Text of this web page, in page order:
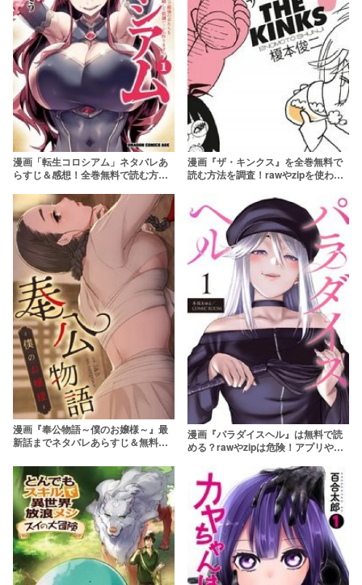
漫画「転生コロシアム」ネタバレあ
らすじ＆感想！全巻無料で読む方法
読めるサービスは？
漫画『ザ・キンクス』を全巻無料で
読む方法を調査！rawやzipを使わず
漫画『奉公物語～僕のお嬢様～』最
新話までネタバレあらすじ＆無料で
はやめよう
漫画『パラダイスヘル』は無料で読
める？rawやzipは危険！アプリやサ
COMIC ROOM】